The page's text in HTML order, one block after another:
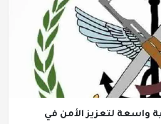
واسعة لتعزيز الأمن في